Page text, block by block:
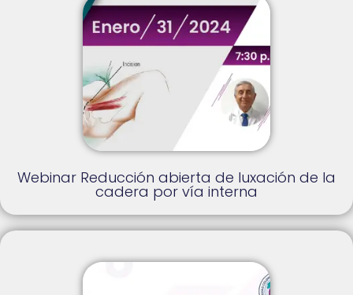
Webinar Reducción abierta de luxación de la
cadera por vía interna